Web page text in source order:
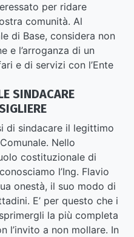
per ridare
comunità. Al
di Base, considera non
e l’arroganza di un
e di servizi con l’Ente
SINDACARE
di sindacare il legittimo
Nello
costituzionale di
l’Ing. Flavio
onestà, il suo modo di
E’ per questo che i
la più completa
l’invito a non mollare. In